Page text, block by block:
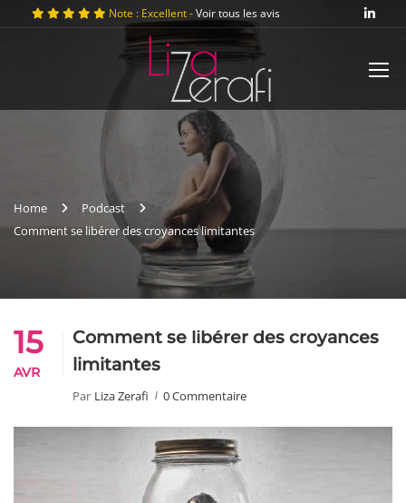
Note : Excellent -Voir tous les avis
Home
Podcast
Comment se libérer des croyances limitantes
15
AVR
Comment se libérer des croyances
limitantes
Par Liza Zerafi 0 Commentaire